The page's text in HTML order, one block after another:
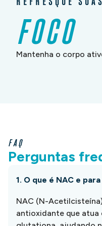
FOCO
Mantenha o corpo
FAQ
Perguntas
1. O que é
NAC (N-
antioxidante que atua